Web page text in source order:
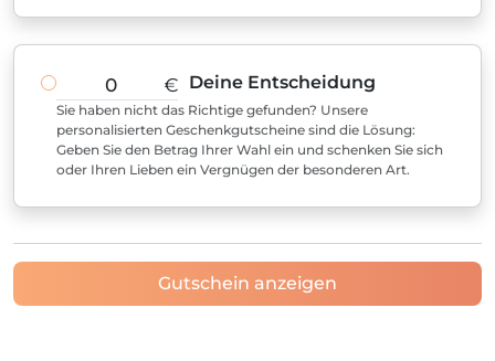
€ Deine Entscheidung
Sie haben nicht das Richtige gefunden? Unsere
personalisierten Geschenkgutscheine sind die Lösung:
Geben Sie den Betrag Ihrer Wahl ein und schenken Sie sich
oder Ihren Lieben ein Vergnügen der besonderen Art.
Gutschein anzeigen